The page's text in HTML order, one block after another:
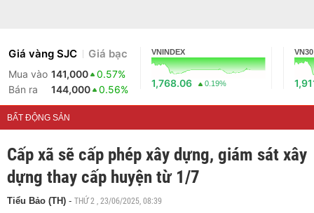
Giá vàng SJC Giá bạc
Mua vào 141,000
0.57%
Bán ra
144,000 0.56%
VNINDEX
1,768.06 0.19%
VN30
BẤT ĐỘNG SẢN
Cấp xã sẽ cấp phép xây dựng, giám sát xây
dựng thay cấp huyện từ 1/7
Tiểu Bảo (TH) - THỨ 2 , 23/06/2025, 08:39